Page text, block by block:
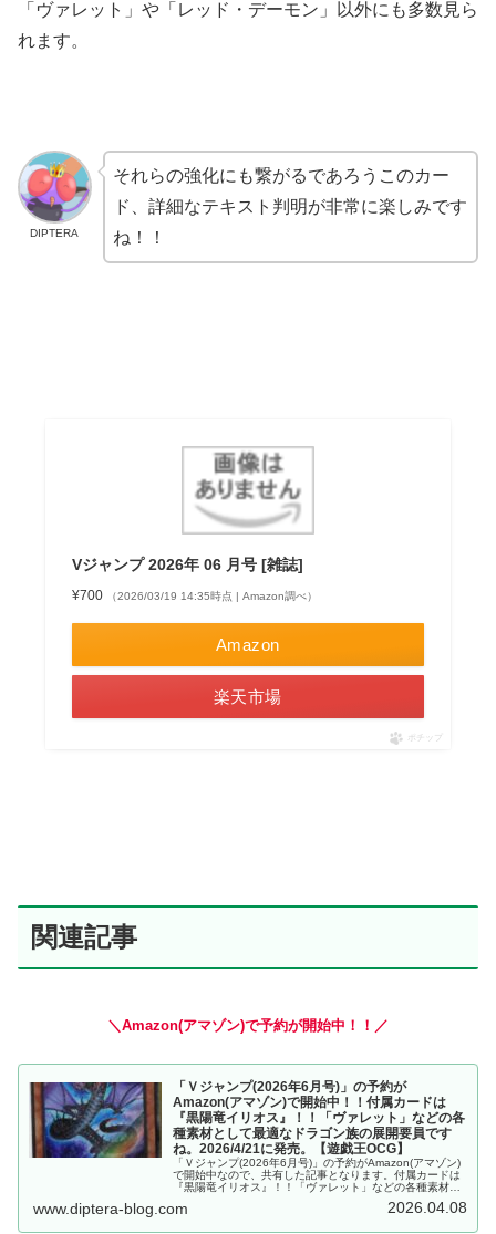
「ヴァレット」や「レッド・デーモン」以外にも多数見ら
れます。
DIPTERA
それらの強化にも繋がるであろうこのカー
ド、詳細なテキスト判明が非常に楽しみです
ね！！
Vジャンプ 2026年 06 月号 [雑誌]
¥700 （2026/03/19 14:35時点 | Amazon調べ）
Amazon
楽天市場
ポチップ
関連記事
＼Amazon(アマゾン)で予約が開始中！！／
「Ｖジャンプ(2026年6月号)」の予約が
Amazon(アマゾン)で開始中！！付属カードは
『黒陽竜イリオス』！！「ヴァレット」などの各
種素材として最適なドラゴン族の展開要員です
ね。2026/4/21に発売。【遊戯王OCG】
「Ｖジャンプ(2026年6月号)」の予約がAmazon(アマゾン)
で開始中なので、共有した記事となります。付属カードは
『黒陽竜イリオス』！！「ヴァレット」などの各種素材と
売。【遊戯王OCG】
www.diptera-blog.com 2026.04.08